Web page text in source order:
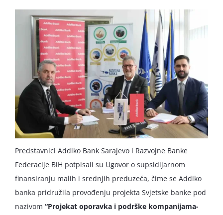
Predstavnici Addiko Bank Sarajevo i Razvojne Banke
Federacije BiH potpisali su Ugovor o supsidijarnom
finansiranju malih i srednjih preduzeća, čime se Addiko
banka pridružila provođenju projekta Svjetske banke pod
nazivom “Projekat oporavka i podrške kompanijama-